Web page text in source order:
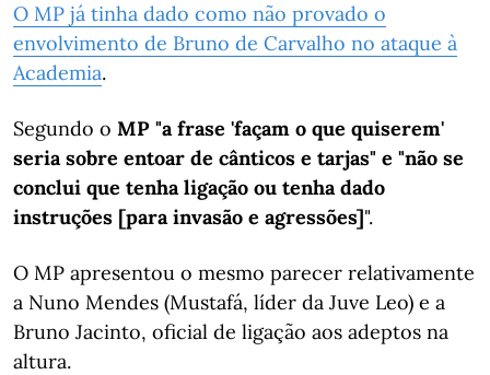
O MP já tinha dado como não provado o
envolvimento de Bruno de Carvalho no ataque à
Academia.
Segundo o MP "a frase 'façam o que quiserem'
seria sobre entoar de cânticos e tarjas" e "não se
conclui que tenha ligação ou tenha dado
instruções [para invasão e agressões]".
O MP apresentou o mesmo parecer relativamente
a Nuno Mendes (Mustafá, líder da Juve Leo) e a
Bruno Jacinto, oficial de ligação aos adeptos na
altura.